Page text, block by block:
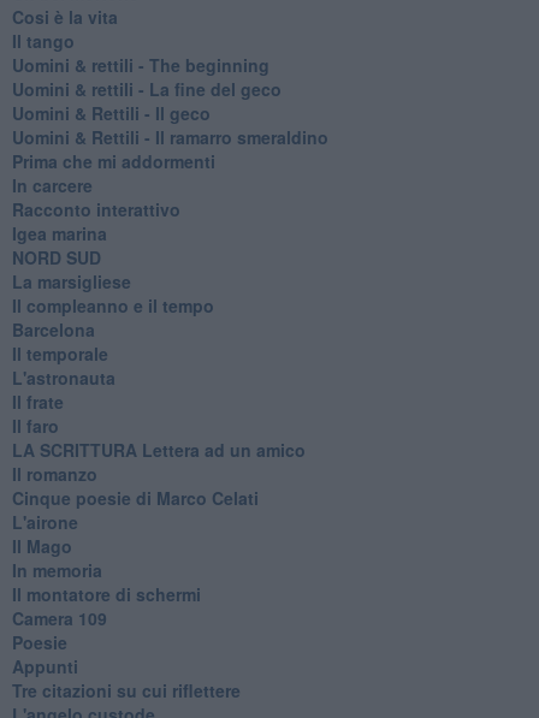
Cosi è la vita
Il tango
​Uomini & rettili - The beginning
​Uomini & rettili - La fine del geco
Uomini & Rettili - Il geco
Uomini & Rettili - Il ramarro smeraldino
Prima che mi addormenti
In carcere
Racconto interattivo
Igea marina
​NORD SUD
La marsigliese
Il compleanno e il tempo
Barcelona
Il temporale
L'astronauta
Il frate
Il faro
​LA SCRITTURA Lettera ad un amico
Il romanzo
Cinque poesie di Marco Celati
L'airone
Il Mago
In memoria
Il montatore di schermi
Camera 109
Poesie
Appunti
Tre citazioni su cui riflettere